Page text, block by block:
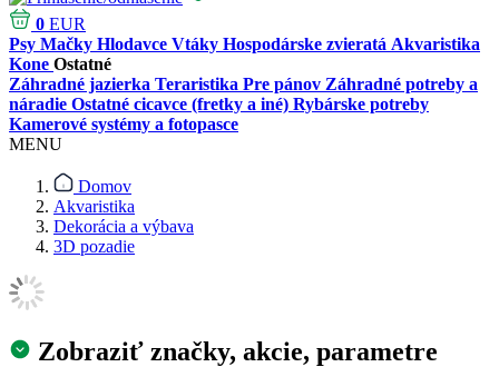
0 EUR
Psy Mačky Hlodavce Vtáky Hospodárske zvieratá Akvaristika
Kone Ostatné
Záhradné jazierka Teraristika Pre pánov Záhradné potreby a
náradie Ostatné cicavce (fretky a iné) Rybárske potreby
Kamerové systémy a fotopasce
MENU
Domov
Akvaristika
Dekorácia a výbava
3D pozadie
Zobraziť značky, akcie, parametre